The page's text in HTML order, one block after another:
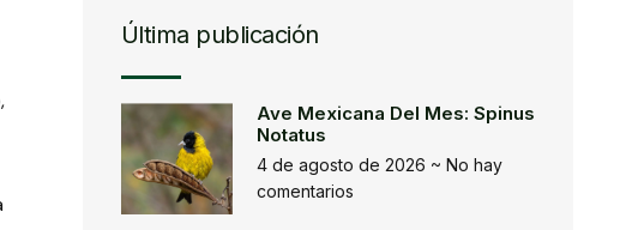
Última publicación
Ave Mexicana Del Mes: Spinus
Notatus
4 de agosto de 2026
No hay
comentarios